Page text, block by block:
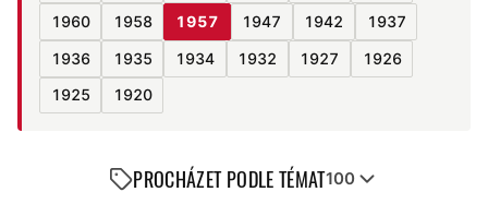
1960
1958 1957 1947 1942
1937
1936
1935 1934 1932 1927
1926
1925
1920
PROCHÁZET PODLE TÉMAT100